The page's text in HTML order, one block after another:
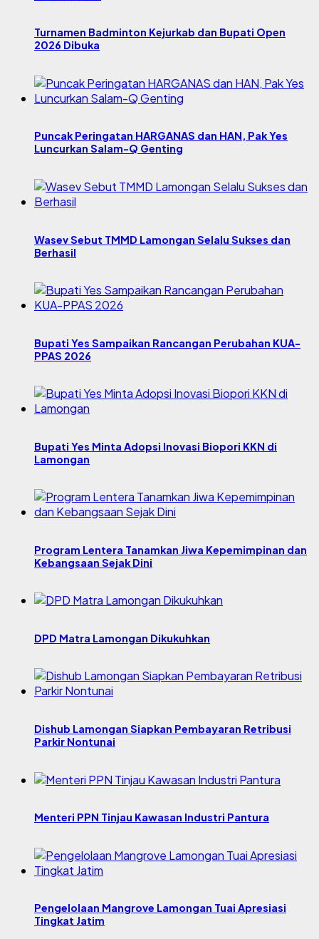
Turnamen Badminton Kejurkab dan Bupati Open
2026 Dibuka
Puncak Peringatan HARGANAS dan HAN, Pak Yes
Luncurkan Salam-Q Genting
Wasev Sebut TMMD Lamongan Selalu Sukses dan
Berhasil
Bupati Yes Sampaikan Rancangan Perubahan KUA-
PPAS 2026
Bupati Yes Minta Adopsi Inovasi Biopori KKN di
Lamongan
Program Lentera Tanamkan Jiwa Kepemimpinan dan
Kebangsaan Sejak Dini
DPD Matra Lamongan Dikukuhkan
Dishub Lamongan Siapkan Pembayaran Retribusi
Parkir Nontunai
Menteri PPN Tinjau Kawasan Industri Pantura
Pengelolaan Mangrove Lamongan Tuai Apresiasi
Tingkat Jatim